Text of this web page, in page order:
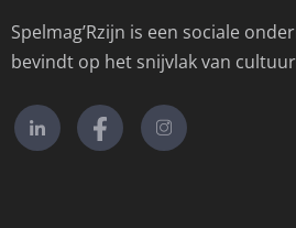
Spelmag’Rzijn is een sociale
bevindt op het snijvlak van